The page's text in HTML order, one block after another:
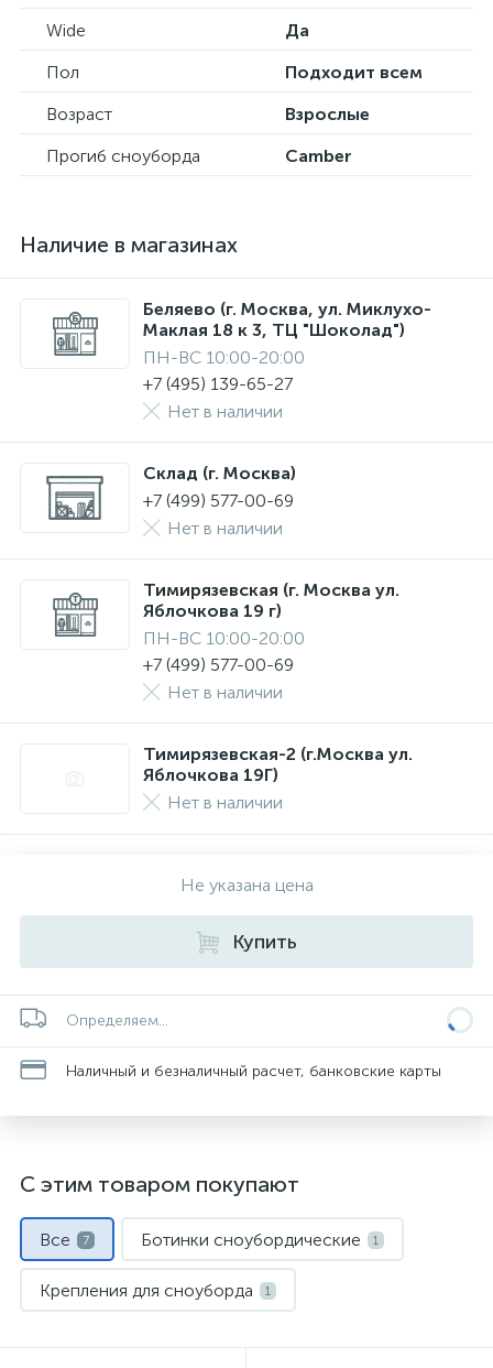
Wide
Да
Пол
Подходит всем
Возраст
Взрослые
Прогиб сноуборда
Camber
Наличие в магазинах
Беляево (г. Москва, ул. Миклухо-
Маклая 18 к 3, ТЦ "Шоколад")
ПН-ВС 10:00-20:00
+7 (495) 139-65-27
Нет в наличии
Склад (г. Москва)
+7 (499) 577-00-69
Нет в наличии
Тимирязевская (г. Москва ул.
Яблочкова 19 г)
ПН-ВС 10:00-20:00
+7 (499) 577-00-69
Нет в наличии
Тимирязевская-2 (г.Москва ул.
Яблочкова 19Г)
Нет в наличии
Не указана цена
Купить
Определяем...
Наличный и безналичный расчет, банковские карты
С этим товаром покупают
Все 7 Ботинки сноубордические 1
Крепления для сноуборда 1